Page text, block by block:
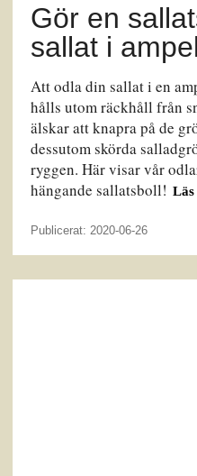
Gör en
sallat i ampel
Att odla din sallat i en
hålls utom räckhåll från
älskar att knapra på de
dessutom skörda
ryggen. Här visar vår
hängande sallatsboll!
Publicerat: 2020-06-26